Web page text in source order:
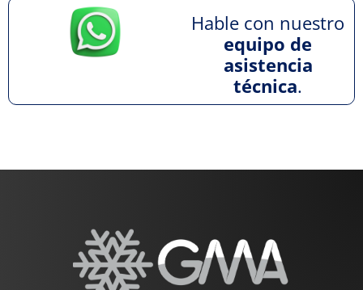
Hable con nuestro
equipo de
asistencia
técnica.